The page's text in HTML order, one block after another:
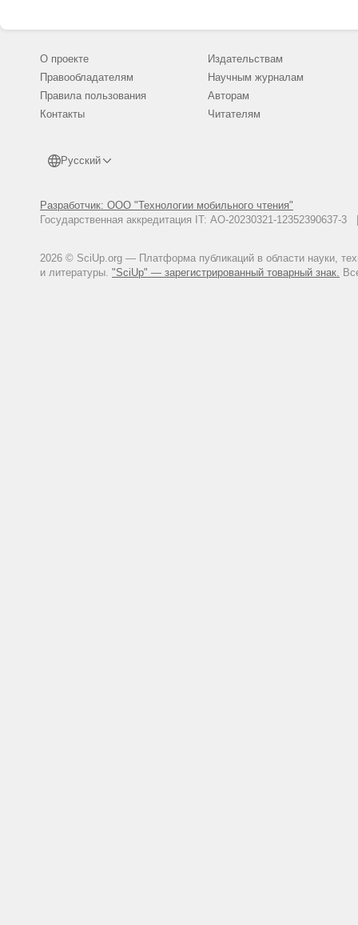
О проекте
Правообладателям
Правила пользования
Контакты
Русский
Разработчик: ООО "Технологии мобильного чтения"
Государственная аккредитация IT: АО-20230321-
2026 © SciUp.org — Платформа публикаций в области науки,
и литературы. "SciUp" — зарегистрированный товарный знак.
Издательствам
Научным журналам
Авторам
Читателям